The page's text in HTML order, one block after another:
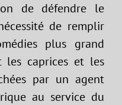
de défendre le
de remplir
plus grand
les caprices et les
par un agent
au service du